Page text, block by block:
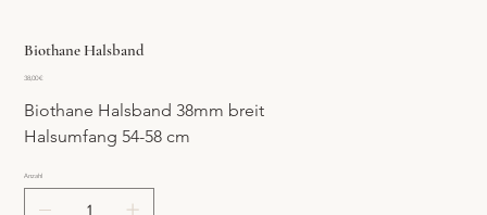
Biothane Halsband
Preis
38,00 €
Biothane Halsband 38mm breit
Halsumfang 54-58 cm
Anzahl